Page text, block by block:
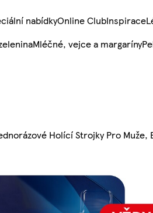
nabídkyOnline ClubInspirace
Mléčné, vejce a margaríny
Holící Strojky Pro Muže,